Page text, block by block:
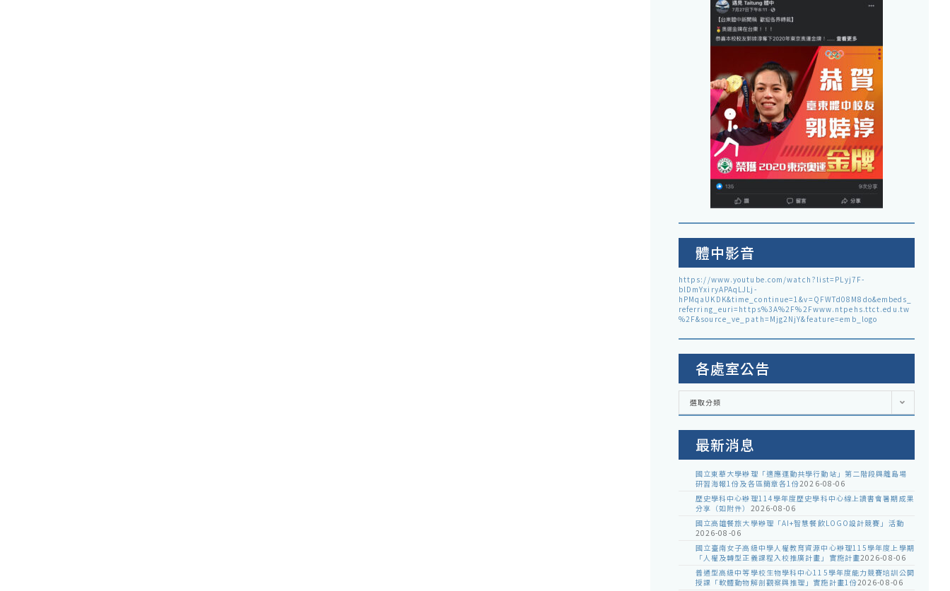
體中影音
https://www.youtube.com/watch?list=PLyj7F-
blDmYxiryAPAqLJLj-
hPMqaUKDK&time_continue=1&v=QFWTd08M8do&embeds_
referring_euri=https%3A%2F%2Fwww.ntpehs.ttct.edu.tw
%2F&source_ve_path=Mjg2NjY&feature=emb_logo
各處室公告
各
室
選取分類
最新消息
國立東華大學辦理「適應運動共學行動站」第二階段與離島場
研習海報1份及各區簡章各1份2026-08-06
歷史學科中心辦理114學年度歷史學科中心線上讀書會暑期成果
分享（如附件） 2026-08-06
國立高雄餐旅大學辦理「AI+智慧餐飲LOGO設計競賽」活動
2026-08-06
國立臺南女子高級中學人權教育資源中心辦理115學年度上學期
「人權及轉型正義課程入校推廣計畫」實施計畫2026-08-06
普通型高級中等學校生物學科中心115學年度能力競賽培訓公開
授課「軟體動物解剖觀察與推理」實施計畫1份2026-08-06